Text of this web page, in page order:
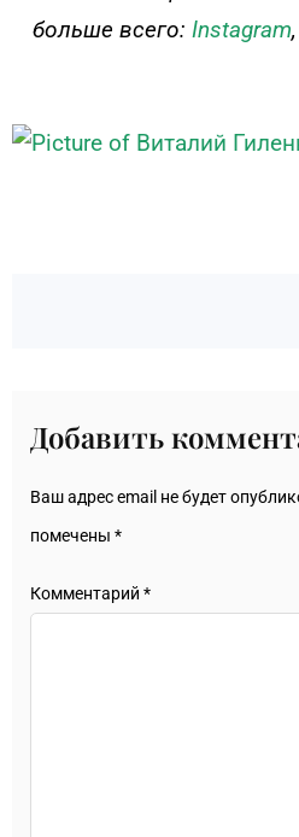
больше всего: Instagram,
Добавить
Ваш адрес email не будет
помечены *
Комментарий *